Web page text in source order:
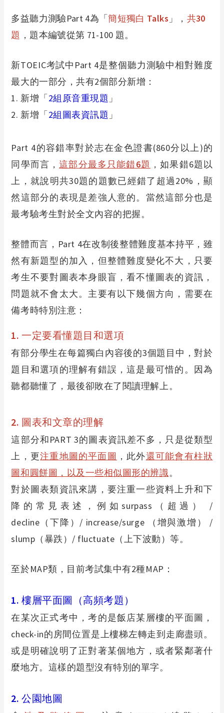
多益聽力測驗Part 4為「簡短獨白 Talks 」， 共30
題 ，題本編號從第 71-100 題。
新TOEIC考試中Part 4是整個聽力測驗中相對難度
最大的一部分，共有2個部分新增：
1. 新增「2組原音重現題 」
2. 新增「2組圖表資訊題 」
Part 4的容錯率對於志在金色證書(860分以上)的
同學而言，這部分最多只能錯6題 ，如果錯6題以
上，就說明共30題的題數已經錯了超過20%，顯
然這部分的表現是差強人意的。當然這部分也是
最考驗考生對於全文內容的把握。
整體而言，Part 4在改制後整體難度基本持平，雖
然有新題型的加入，但整體難度變化不大，只要
考生不要對圖表本身眼盲，看不懂圖表的資訊，
問題就不會太大。主要有以下幾個方向，需要在
備考時特別注意：
1. 一定要看懂題目和選項
有部分學生在每篇獨白內容後的3個題目中，對於
題目和選項的理解有錯誤，這是最可惜的。因為
聽都聽懂了，最後卻敗在了閱讀理解上。
2. 圖表和文章的理解
這部分和PART 3的圖表資訊差不多，只是從類型
上，更注重地圖的平面圖 ，此外還可能會有柱狀
圖和圓餅圖，以及一些相似圖形的辨識。
對於圖表類資訊來講，要注重一些資料上升和下
降的常見表述，例如surpass（超過） /
decline（下降）/ increase/surge （增與激增） /
slump（暴跌）/ fluctuate（上下波動）等。
至於MAP類，目前考試集中有2種MAP：
1.樓層平面圖（高頻考題）
在某次正式考中，考的是飯店某層樓的平面圖，
check-in的房間位置是上樓梯左轉走到走廊盡頭。
或是明確說明了正對著某個地方，或者緊鄰著什
麼地方。這樣的題型沒有特別的單字。
2.公園地圖